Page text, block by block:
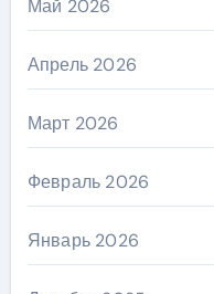
Май 2026
Апрель 2026
Март 2026
Февраль 2026
Январь 2026